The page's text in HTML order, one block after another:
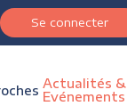
Se connecter
Actualités &
Evénements